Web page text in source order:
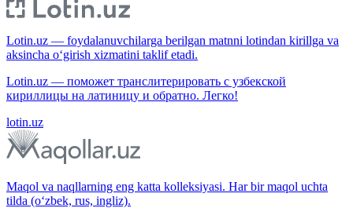
Lotin.uz — foydalanuvchilarga berilgan matnni lotindan kirillga va
aksincha o‘girish xizmatini taklif etadi.
Lotin.uz — поможет транслитерировать с узбекской
кириллицы на латиницу и обратно. Легко!
lotin.uz
Maqol va naqllarning eng katta kolleksiyasi. Har bir maqol uchta
tilda (o‘zbek, rus, ingliz).